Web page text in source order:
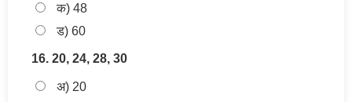
क) 48
ड) 60
16. 20, 24, 28, 30
अ) 20